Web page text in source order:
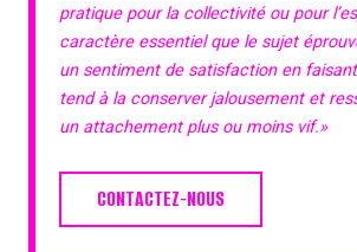
pratique pour la collectivité ou pour
caractère essentiel que le sujet
un sentiment de satisfaction en
tend à la conserver jalousement et
un attachement plus ou moins vif.»
CONTACTEZ-NOUS